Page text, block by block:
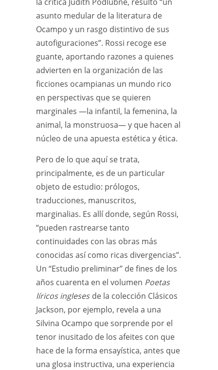
asunto medular de la literatura de
Ocampo y un rasgo distintivo de sus
autofiguraciones”. Rossi recoge ese
guante, aportando razones a quienes
advierten en la organización de las
ficciones ocampianas un mundo rico
en perspectivas que se quieren
marginales —la infantil, la femenina, la
animal, la monstruosa— y que hacen al
núcleo de una apuesta estética y ética.
Pero de lo que aquí se trata,
principalmente, es de un particular
objeto de estudio: prólogos,
traducciones, manuscritos,
marginalias. Es allí donde, según Rossi,
“pueden rastrearse tanto
continuidades con las obras más
conocidas así como ricas divergencias”.
Un “Estudio preliminar” de fines de los
años cuarenta en el volumen Poetas
líricos ingleses de la colección Clásicos
Jackson, por ejemplo, revela a una
Silvina Ocampo que sorprende por el
tenor inusitado de los afeites con que
hace de la forma ensayística, antes que
una glosa instructiva, una experiencia